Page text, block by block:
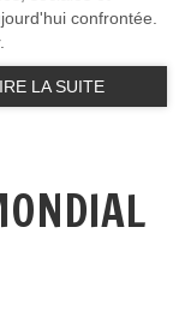
confrontée.
LA SUITE